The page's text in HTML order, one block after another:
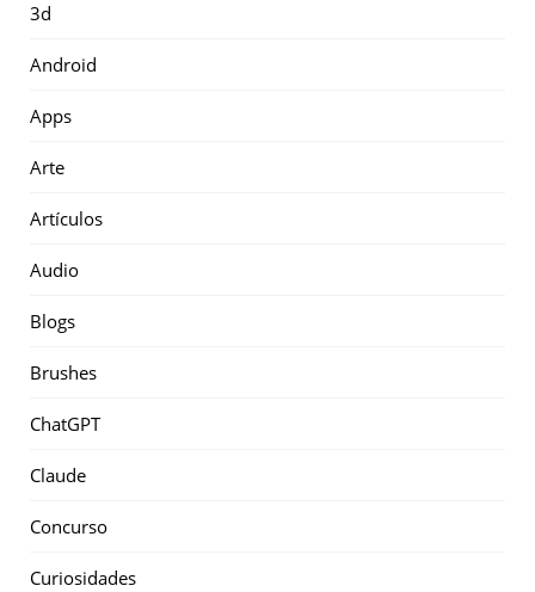
3d
Android
Apps
Arte
Artículos
Audio
Blogs
Brushes
ChatGPT
Claude
Concurso
Curiosidades